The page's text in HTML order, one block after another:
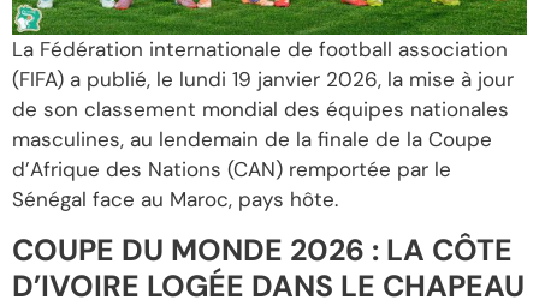
La Fédération internationale de football association
(FIFA) a publié, le lundi 19 janvier 2026, la mise à jour
de son classement mondial des équipes nationales
masculines, au lendemain de la finale de la Coupe
d’Afrique des Nations (CAN) remportée par le
Sénégal face au Maroc, pays hôte.
COUPE DU MONDE 2026 : LA CÔTE
D’IVOIRE LOGÉE DANS LE CHAPEAU